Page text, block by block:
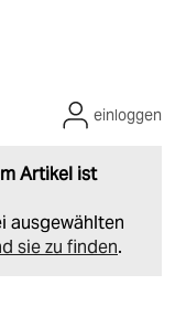
Artikel ist
ausgewählten
sie zu finden.
einloggen